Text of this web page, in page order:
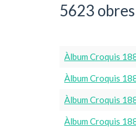
5623 obres
Àlbum Croquis
Àlbum Croquis
Àlbum Croquis
Àlbum Croquis